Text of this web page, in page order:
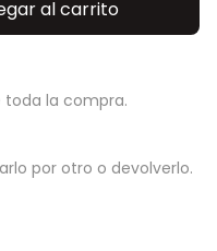
toda la compra.
por otro o devolverlo.